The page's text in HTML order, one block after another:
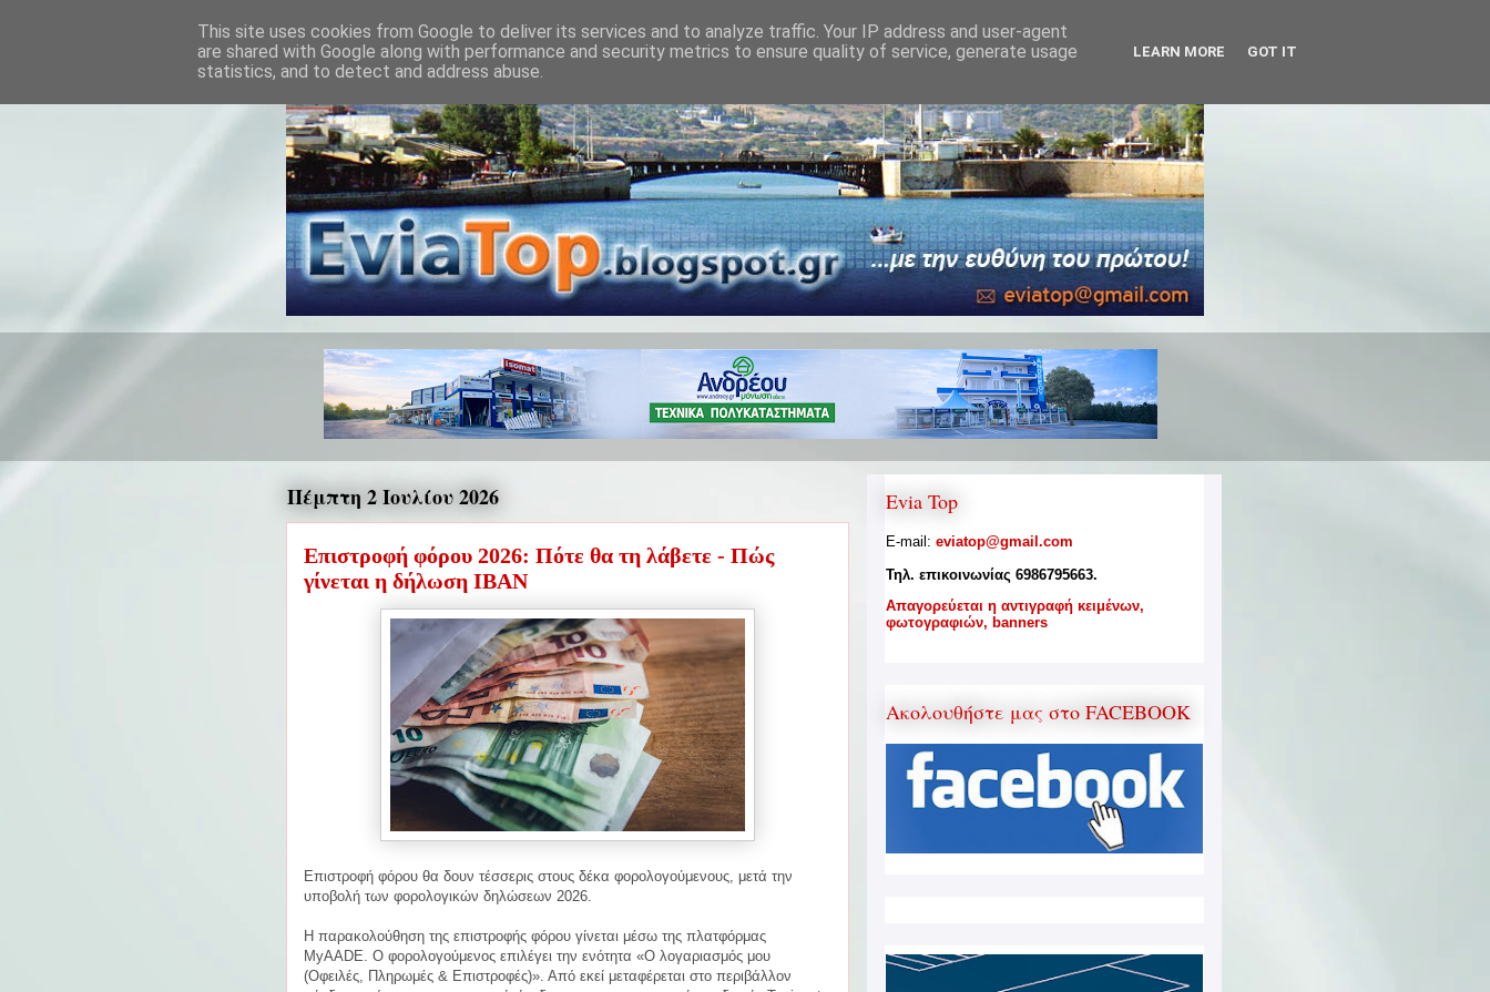
Πέμπτη 2 Ιουλίου 2026
Επιστροφή φόρου 2026: Πότε θα τη λάβετε - Πώς
γίνεται η δήλωση IBAN
Επιστροφή φόρου θα δουν τέσσερις στους δέκα φορολογούμενους, μετά την
υποβολή των φορολογικών δηλώσεων 2026.
Η παρακολούθηση της επιστροφής φόρου γίνεται μέσω της πλατφόρμας
MyAADE. Ο φορολογούμενος επιλέγει την ενότητα «Ο λογαριασμός μου
(Οφειλές, Πληρωμές & Επιστροφές)». Από εκεί μεταφέρεται στο περιβάλλον
Evia Top
E-mail: eviatop@gmail.com
Τηλ. επικοινωνίας 6986795663.
Aπαγορεύεται η αντιγραφή κειμένων,
φωτογραφιών, banners
Ακολουθήστε μας στο FACEBOOK
This site uses cookies from Google to deliver its services and to analyze traffic. Your IP address and user-agent
are shared with Google along with performance and security metrics to ensure quality of service, generate usage
statistics, and to detect and address abuse.
LEARN MORE GOT IT